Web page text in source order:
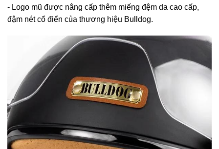
- Logo mũ được nâng cấp thêm miếng đệm da cao cấp,
đậm nét cổ điển của thương hiệu Bulldog.